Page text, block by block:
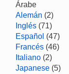
Árabe
Alemán (2)
Inglés (71)
Español (47)
Francés (46)
Italiano (2)
Japanese (5)